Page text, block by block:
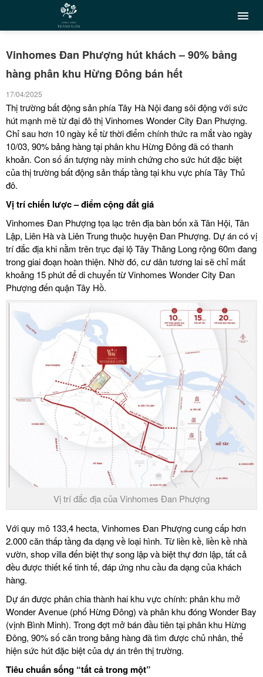
Vinhomes Đan Phượng hút khách – 90% bảng
hàng phân khu Hừng Đông bán hết
17/04/2025
Thị trường bất động sản phía Tây Hà Nội đang sôi động với sức
hút mạnh mẽ từ đại đô thịVinhomes Wonder City Đan Phượng.
Chỉ sau hơn 10 ngày kể từ thời điểm chính thức ra mắt vào ngày
10/03, 90% bảng hàng tại phân khu Hừng Đông đã có thanh
khoản. Con số ấn tượng này minh chứng cho sức hút đặc biệt
của thị trường bất động sản thấp tầng tại khu vực phía Tây Thủ
đô.
Vị trí chiến lược – điểm cộng đắt giá
Vinhomes Đan Phượng tọa lạc trên địa bàn bốn xã Tân Hội, Tân
Lập, Liên Hà và Liên Trung thuộc huyện Đan Phượng. Dự án có vị
trí đắc địa khi nằm trên trục đại lộ Tây Thăng Long rộng 60m đang
trong giai đoạn hoàn thiện. Nhờ đó, cư dân tương lai sẽ chỉ mất
khoảng 15 phút để di chuyển từ Vinhomes Wonder City Đan
Phượng đến quận Tây Hồ.
Vị trí đắc địa của Vinhomes Đan Phượng
Với quy mô 133,4 hecta, Vinhomes Đan Phượng cung cấp hơn
2.000 căn thấp tầng đa dạng về loại hình. Từ liền kề, liền kề nhà
vườn, shop villa đến biệt thự song lập và biệt thự đơn lập, tất cả
đều được thiết kế tinh tế, đáp ứng nhu cầu đa dạng của khách
hàng.
Dự án được phân chia thành hai khu vực chính: phân khu mở
Wonder Avenue (phố Hừng Đông) và phân khu đóng Wonder Bay
(vịnh Bình Minh). Trong đợt mở bán đầu tiên tại phân khu Hừng
Đông, 90% số căn trong bảng hàng đã tìm được chủ nhân, thể
hiện sức hút đặc biệt của dự án trên thị trường.
Tiêu chuẩn sống “tất cả trong một”